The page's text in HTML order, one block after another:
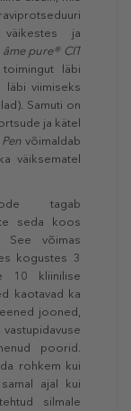
väikestes ja
âme pure® CIT
läbi
viimiseks
Samuti on
ja kätel
võimaldab
väiksematel
tagab
seda koos
võimas
kogustes 3
10 kliinilise
kaotavad ka
jooned,
poorid.
rohkem kui
ajal kui
silmale